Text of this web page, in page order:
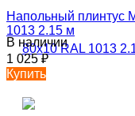
Напольный плинтус
1013 2.15 м
В наличии
1 025₽
Купить